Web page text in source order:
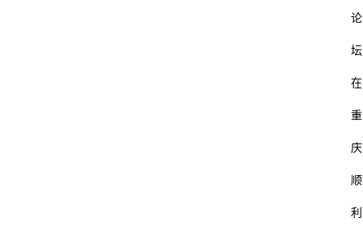
论
坛
在
重
庆
顺
利